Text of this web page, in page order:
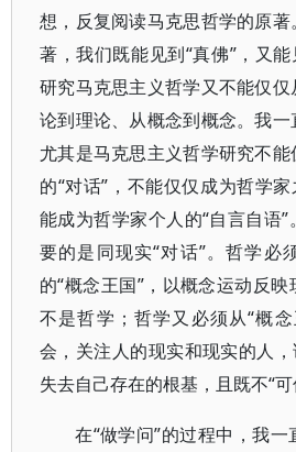
想，反复阅读马克思哲学的原
著，我们既能见到“真佛”，又能
研究马克思主义哲学又不能仅
论到理论、从概念到概念。我一
尤其是马克思主义哲学研究不
的“对话”，不能仅仅成为哲学
能成为哲学家个人的“自言自语
要的是同现实“对话”。哲学必
的“概念王国”，以概念运动反
不是哲学；哲学又必须从“概
会，关注人的现实和现实的人
失去自己存在的根基，且既不“可
在“做学问”的过程中，我